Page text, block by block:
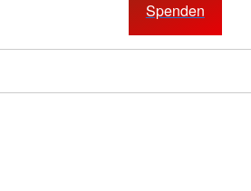
Spenden